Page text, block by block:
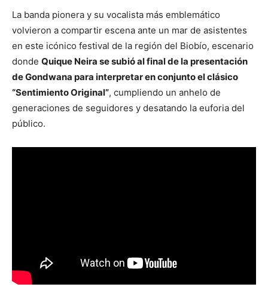
La banda pionera y su vocalista más emblemático
volvieron a compartir escena ante un mar de asistentes
en este icónico festival de la región del Biobío, escenario
donde Quique Neira se subió al final de la presentación
de Gondwana para interpretar en conjunto el clásico
“Sentimiento Original”, cumpliendo un anhelo de
generaciones de seguidores y desatando la euforia del
público.